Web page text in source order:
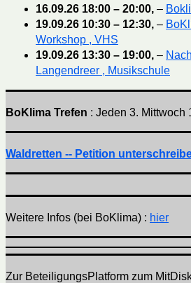
16.09.26 18:00 – 20:00, –
19.09.26 10:30 – 12:30, –
Workshop , VHS
19.09.26 13:30 – 19:00, –
Langendreer , Musikschule
BoKlima Trefen : Jeden 3. Mittwoch
Waldretten -- Petition
Weitere Infos (bei BoKlima) : hier
Zur BeteiligungsPlatform zum